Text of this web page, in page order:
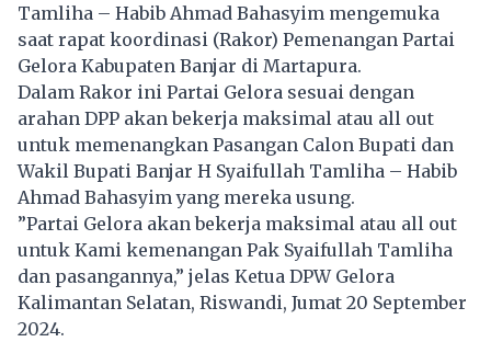
Tamliha – Habib Ahmad Bahasyim mengemuka
saat rapat koordinasi (Rakor) Pemenangan Partai
Gelora Kabupaten Banjar di Martapura.
Dalam Rakor ini Partai Gelora sesuai dengan
arahan DPP akan bekerja maksimal atau all out
untuk memenangkan Pasangan Calon Bupati dan
Wakil Bupati Banjar H Syaifullah Tamliha – Habib
Ahmad Bahasyim yang mereka usung.
”Partai Gelora akan bekerja maksimal atau all out
untuk Kami kemenangan Pak Syaifullah Tamliha
dan pasangannya,” jelas Ketua DPW Gelora
Kalimantan Selatan, Riswandi, Jumat 20 September
2024.